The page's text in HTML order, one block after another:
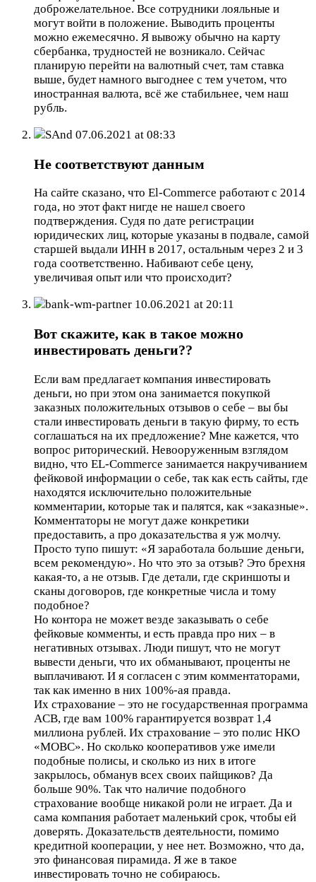
доброжелательное. Все сотрудники лояльные и
могут войти в положение. Выводить проценты
можно ежемесячно. Я вывожу обычно на карту
сбербанка, трудностей не возникало. Сейчас
планирую перейти на валютный счет, там ставка
выше, будет намного выгоднее с тем учетом, что
иностранная валюта, всё же стабильнее, чем наш
рубль.
SAnd 07.06.2021 at 08:33
Не соответствуют данным
На сайте сказано, что El-Commerce работают с 2014
года, но этот факт нигде не нашел своего
подтверждения. Судя по дате регистрации
юридических лиц, которые указаны в подвале, самой
старшей выдали ИНН в 2017, остальным через 2 и 3
года соответственно. Набивают себе цену,
увеличивая опыт или что происходит?
bank-wm-partner 10.06.2021 at 20:11
Вот скажите, как в такое можно
инвестировать деньги??
Если вам предлагает компания инвестировать
деньги, но при этом она занимается покупкой
заказных положительных отзывов о себе – вы бы
стали инвестировать деньги в такую фирму, то есть
соглашаться на их предложение? Мне кажется, что
вопрос риторический. Невооруженным взглядом
видно, что EL-Commerce занимается накручиванием
фейковой информации о себе, так как есть сайты, где
находятся исключительно положительные
комментарии, которые так и палятся, как «заказные».
Комментаторы не могут даже конкретики
предоставить, а про доказательства я уж молчу.
Просто тупо пишут: «Я заработала большие деньги,
всем рекомендую». Но что это за отзыв? Это брехня
какая-то, а не отзыв. Где детали, где скриншоты и
сканы договоров, где конкретные числа и тому
подобное?
Но контора не может везде заказывать о себе
фейковые комменты, и есть правда про них – в
негативных отзывах. Люди пишут, что не могут
вывести деньги, что их обманывают, проценты не
выплачивают. И я согласен с этим комментаторами,
так как именно в них 100%-ая правда.
Их страхование – это не государственная программа
ACB, где вам 100% гарантируется возврат 1,4
миллиона рублей. Их страхование – это полис НКО
«МОВС». Но сколько кооперативов уже имели
подобные полисы, и сколько из них в итоге
закрылось, обманув всех своих пайщиков? Да
больше 90%. Так что наличие подобного
страхование вообще никакой роли не играет. Да и
сама компания работает маленький срок, чтобы ей
доверять. Доказательств деятельности, помимо
кредитной кооперации, у нее нет. Возможно, что да,
это финансовая пирамида. Я же в такое
инвестировать точно не собираюсь.